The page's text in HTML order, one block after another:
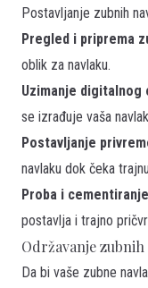
Postavljanje zubnih
Pregled i priprema
oblik za navlaku.
Uzimanje digitalnog
se izrađuje vaša
Postavljanje
navlaku dok čeka
Proba i
postavlja i trajno
Održavanje zubnih
Da bi vaše zubne